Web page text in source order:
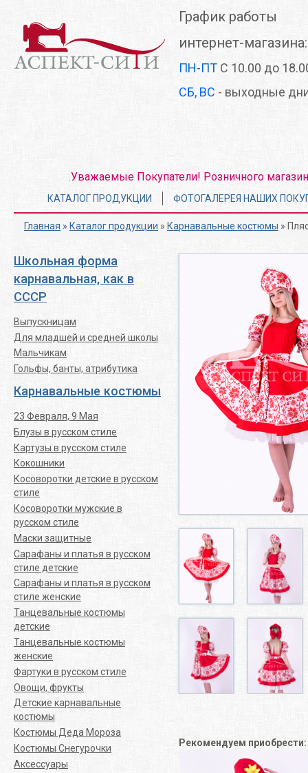
основному
содержанию
График работы
интернет-магазина:
ПН-ПТ С 10.00 до
СБ, ВС - выходные
Уважаемые Покупатели! Розничного
Главное
меню
КАТАЛОГ ПРОДУКЦИИ ФОТОГАЛЕРЕЯ НАШИХ
Главная » Каталог продукции » Карнавальные костюмы »
Школьная форма
карнавальная, как в
СССР
Выпускницам
Для младшей и средней школы
Мальчикам
Гольфы, банты, атрибутика
Карнавальные костюмы
23 Февраля, 9 Мая
Блузы в русском стиле
Картузы в русском стиле
Кокошники
Косоворотки детские в русском
стиле
Косоворотки мужские в
русском стиле
Маски защитные
Сарафаны и платья в русском
стиле детские
Сарафаны и платья в русском
стиле женские
Танцевальные костюмы
детские
Танцевальные костюмы
женские
Фартуки в русском стиле
Овощи, фрукты
Детские карнавальные
костюмы
Костюмы Деда Мороза
Костюмы Снегурочки
Аксессуары
Рекомендуем приобрести: